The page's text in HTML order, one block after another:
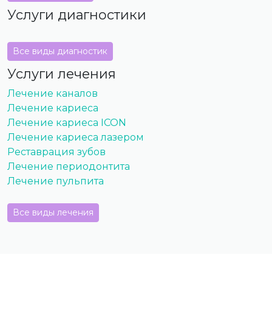
Услуги диагностики
Все виды диагностик
Услуги лечения
Лечение каналов
Лечение кариеса
Лечение кариеса ICON
Лечение кариеса лазером
Реставрация зубов
Лечение периодонтита
Лечение пульпита
Все виды лечения